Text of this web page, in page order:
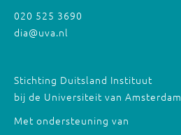
020 525 3690
dia@uva.nl
Stichting Duitsland Instituut
bij de Universiteit van Amsterdam
Met ondersteuning van